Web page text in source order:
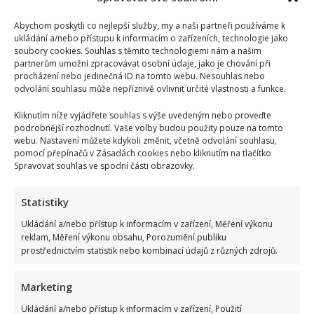
Abychom poskytli co nejlepší služby, my a naši partneři používáme k
ukládání a/nebo přístupu k informacím o zařízeních, technologie jako
soubory cookies. Souhlas s těmito technologiemi nám a našim
partnerům umožní zpracovávat osobní údaje, jako je chování při
procházení nebo jedinečná ID na tomto webu. Nesouhlas nebo
odvolání souhlasu může nepříznivě ovlivnit určité vlastnosti a funkce.
Kliknutím níže vyjádřete souhlas s výše uvedeným nebo proveďte
podrobnější rozhodnutí. Vaše volby budou použity pouze na tomto
webu. Nastavení můžete kdykoli změnit, včetně odvolání souhlasu,
pomocí přepínačů v Zásadách cookies nebo kliknutím na tlačítko
Spravovat souhlas ve spodní části obrazovky.
Statistiky
Ukládání a/nebo přístup k informacím v zařízení, Měření výkonu
reklam, Měření výkonu obsahu, Porozumění publiku
prostřednictvím statistik nebo kombinací údajů z různých zdrojů.
Marketing
Ukládání a/nebo přístup k informacím v zařízení, Použití